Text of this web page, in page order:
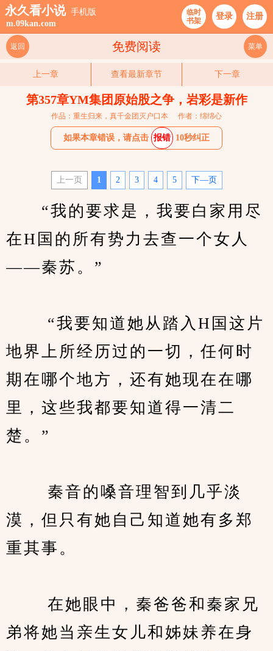
永久看小说 手机版
m.09kan.com
临时
书架
登录 注册
免费阅读
返回 菜单
上一章 查看最新章节 下一章
第357章YM集团原始股之争，岩彩是新作
作品：重生归来，真千金团灭户口本 作者：绵绵心
如果本章错误，请点击 报错 10秒纠正
上一页 1 2 3 4 5 下—页
“我的要求是，我要白家用尽
在H国的所有势力去查一个女人
——秦苏。”
“我要知道她从踏入H国这片
地界上所经历过的一切，任何时
期在哪个地方，还有她现在在哪
里，这些我都要知道得一清二
楚。”
秦音的嗓音理智到几乎淡
漠，但只有她自己知道她有多郑
重其事。
在她眼中，秦爸爸和秦家兄
弟将她当亲生女儿和姊妹养在身